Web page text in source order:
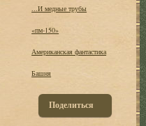
...И медные трубы
«пм-150»
Американская фантастика
Башня
Поделиться